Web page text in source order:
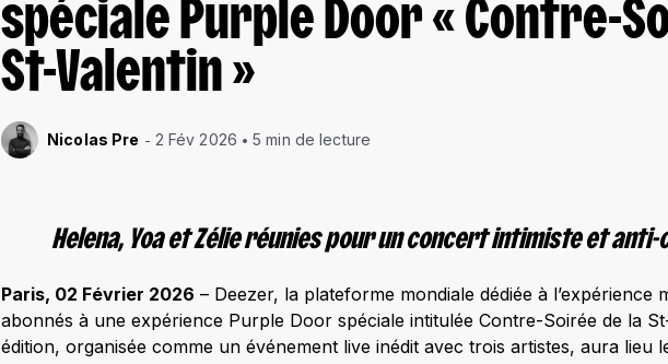
spéciale Purple Door « Contre-
St-Valentin »
Nicolas Pre 2 Fév 2026 5 min de lecture
Helena, Yoa et Zélie réunies pour un concert intimiste et anti-
Paris, 02 Février 2026 – Deezer, la plateforme mondiale dédiée à l’expérience
abonnés à une expérience Purple Door spéciale intitulée Contre-Soirée de la
édition, organisée comme un événement live inédit avec trois artistes, aura lieu